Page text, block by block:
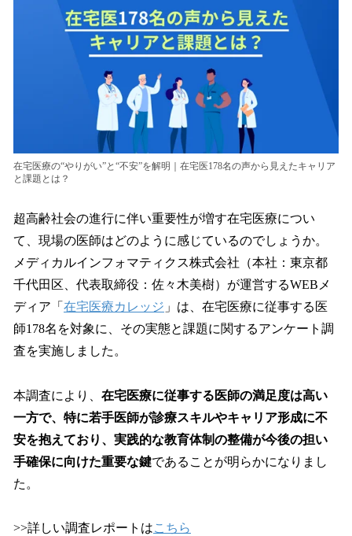
在宅医療の“やりがい”と“不安”を解明｜在宅医178名の声から見えたキャリア
と課題とは？
超高齢社会の進行に伴い重要性が増す在宅医療につい
て、現場の医師はどのように感じているのでしょうか。
メディカルインフォマティクス株式会社（本社：東京都
千代田区、代表取締役：佐々木美樹）が運営するWEBメ
ディア「 在宅医療カレッジ 」は、在宅医療に従事する医
師178名を対象に、その実態と課題に関するアンケート調
査を実施しました。
本調査により、 在宅医療に従事する医師の満足度は高い
一方で、特に若手医師が診療スキルやキャリア形成に不
安を抱えており、実践的な教育体制の整備が今後の担い
手確保に向けた重要な鍵であることが明らかになりまし
た。
>>詳しい調査レポートはこちら